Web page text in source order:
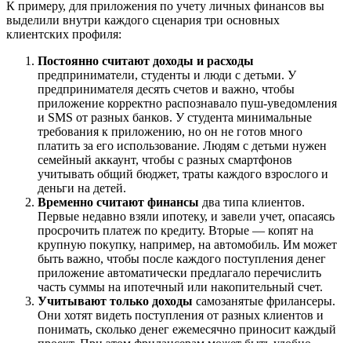
К примеру, для приложения по учету личных финансов вы
выделили внутри каждого сценария три основных
клиентских профиля:
Постоянно считают доходы и расходы
предприниматели, студенты и люди с детьми. У
предпринимателя десять счетов и важно, чтобы
приложение корректно распознавало пуш-уведомления
и SMS от разных банков. У студента минимальные
требования к приложению, но он не готов много
платить за его использование. Людям с детьми нужен
семейный аккаунт, чтобы с разных смартфонов
учитывать общий бюджет, траты каждого взрослого и
деньги на детей.
Временно считают финансы два типа клиентов.
Первые недавно взяли ипотеку, и завели учет, опасаясь
просрочить платеж по кредиту. Вторые — копят на
крупную покупку, например, на автомобиль. Им может
быть важно, чтобы после каждого поступления денег
приложение автоматически предлагало перечислить
часть суммы на ипотечный или накопительный счет.
Учитывают только доходы самозанятые фрилансеры.
Они хотят видеть поступления от разных клиентов и
понимать, сколько денег ежемесячно приносит каждый